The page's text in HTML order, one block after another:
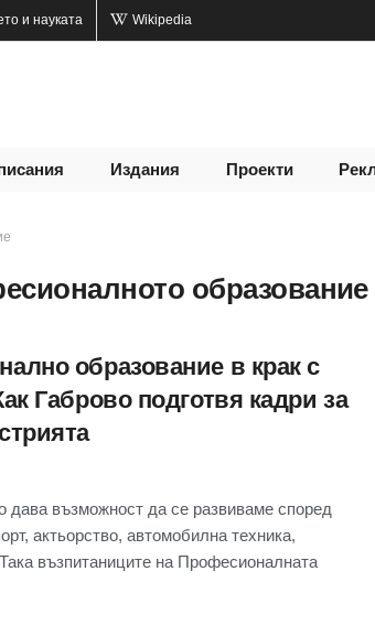
и науката Wikipedia
Издания Проекти
образование
образование в крак с
Габрово подготвя кадри за
дава възможност да се развиваме според
актьорство, автомобилна техника,
възпитаниците на Професионалната